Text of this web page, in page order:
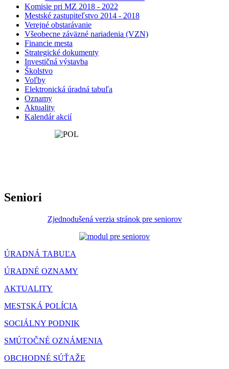
Komisie pri MZ 2018 - 2022
Mestské zastupiteľstvo 2014 - 2018
Verejné obstarávanie
Všeobecne záväzné nariadenia (VZN)
Financie mesta
Strategické dokumenty
Investičná výstavba
Školstvo
Voľby
Elektronická úradná tabuľa
Oznamy
Aktuality
Kalendár akcií
Seniori
Zjednodušená verzia stránok pre seniorov
ÚRADNÁ TABUĽA
ÚRADNÉ OZNAMY
AKTUALITY
MESTSKÁ POLÍCIA
SOCIÁLNY PODNIK
SMÚTOČNÉ OZNÁMENIA
OBCHODNÉ SÚŤAŽE